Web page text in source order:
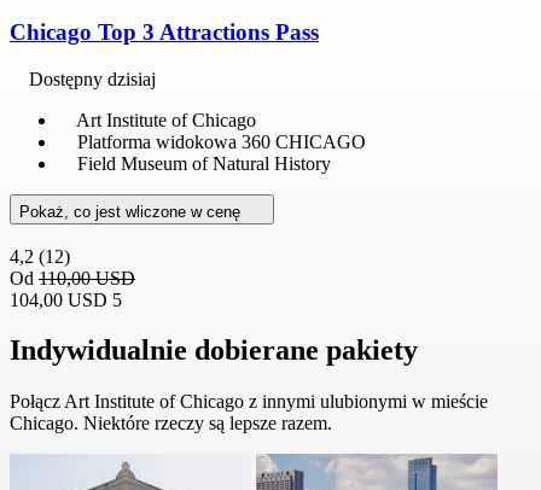
Chicago Top 3 Attractions Pass
Dostępny dzisiaj
Art Institute of Chicago
Platforma widokowa 360 CHICAGO
Field Museum of Natural History
Pokaż, co jest wliczone w cenę
4,2 (12)
Od 110,00 USD
104,00 USD 5
Indywidualnie dobierane pakiety
Połącz Art Institute of Chicago z innymi ulubionymi w mieście
Chicago. Niektóre rzeczy są lepsze razem.